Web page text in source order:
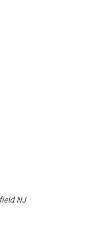
NJ